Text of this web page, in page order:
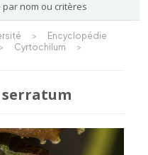
nom ou critères
>
Encyclopédie
> Cyrtochilum
>